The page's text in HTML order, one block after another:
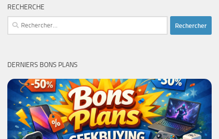
RECHERCHE
Rechercher :
DERNIERS BONS PLANS